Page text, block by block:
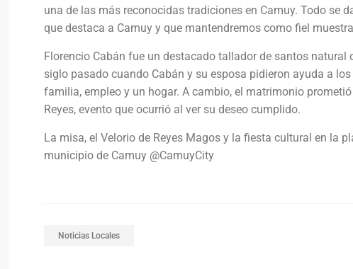
una de las más reconocidas tradiciones en Camuy. Todo se
que destaca a Camuy y que mantendremos como fiel
Florencio Cabán fue un destacado tallador de santos natural
siglo pasado cuando Cabán y su esposa pidieron ayuda a
familia, empleo y un hogar. A cambio, el matrimonio
Reyes, evento que ocurrió al ver su deseo cumplido.
La misa, el Velorio de Reyes Magos y la fiesta cultural en la
municipio de Camuy @CamuyCity
Noticias Locales